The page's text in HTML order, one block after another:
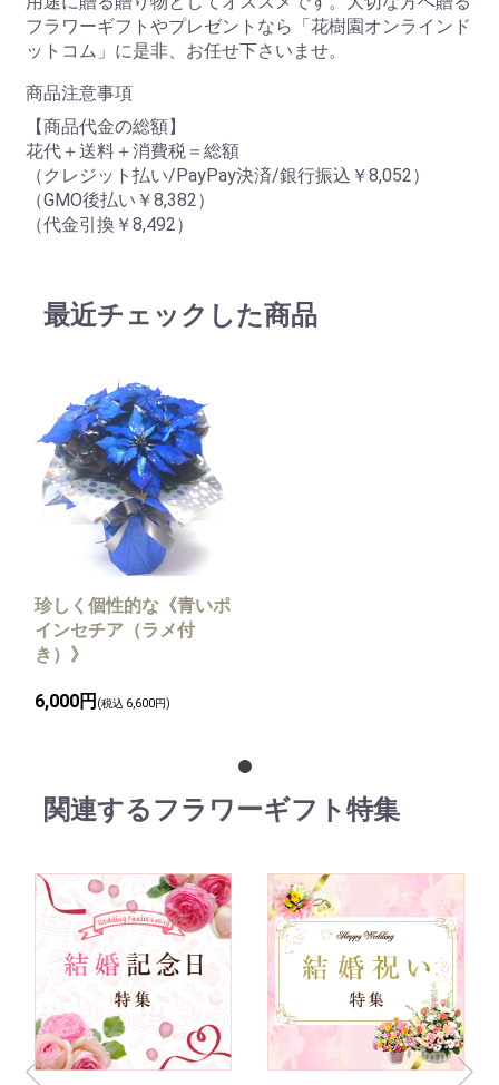
フラワーギフトやプレゼントなら「花樹園オンラインド
ットコム」に是非、お任せ下さいませ。
商品注意事項
【商品代金の総額】
花代＋送料＋消費税＝総額
（クレジット払い/PayPay決済/銀行振込￥8,052）
（GMO後払い￥8,382）
（代金引換￥8,492）
最近チェックした商品
珍しく個性的な《青いポ
インセチア（ラメ付
き）》
6,000円 (税込 6,600円)
関連するフラワーギフト特集